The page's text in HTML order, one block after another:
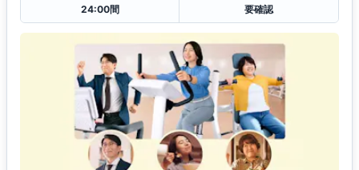
24:00間
要確認